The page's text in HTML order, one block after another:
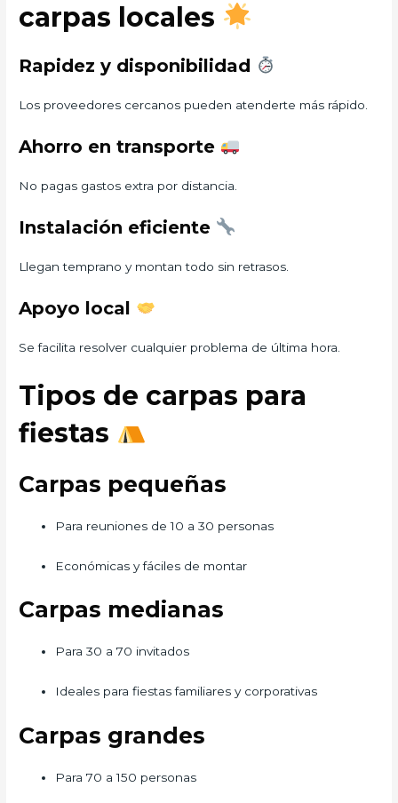
carpas locales
Rapidez y disponibilidad
Los proveedores cercanos pueden atenderte más rápido.
Ahorro en transporte
No pagas gastos extra por distancia.
Instalación eficiente
Llegan temprano y montan todo sin retrasos.
Apoyo local
Se facilita resolver cualquier problema de última hora.
Tipos de carpas para
fiestas
Carpas pequeñas
Para reuniones de 10 a 30 personas
Económicas y fáciles de montar
Carpas medianas
Para 30 a 70 invitados
Ideales para fiestas familiares y corporativas
Carpas grandes
Para 70 a 150 personas